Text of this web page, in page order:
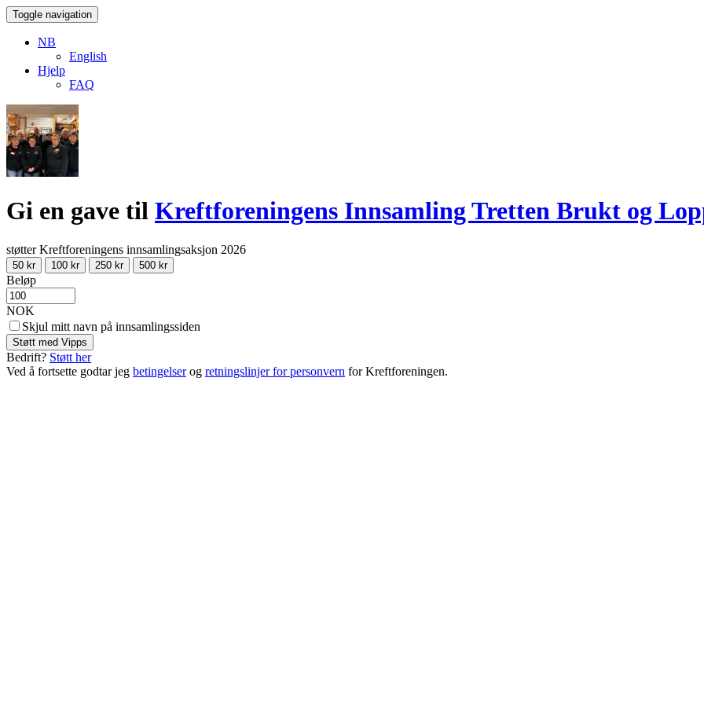
Toggle navigation
NB
English
Hjelp
FAQ
Gi en gave til Kreftforeningens Innsamling Tretten Brukt og
støtter Kreftforeningens innsamlingsaksjon 2026
50 kr 100 kr 250 kr 500 kr
Beløp
NOK
Skjul mitt navn på innsamlingssiden
Støtt med Vipps
Bedrift? Støtt her
Ved å fortsette godtar jeg betingelserog retningslinjer for personvern for Kreftforeningen.